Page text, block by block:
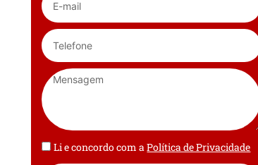
Li e concordo com aPolítica de Privacidade